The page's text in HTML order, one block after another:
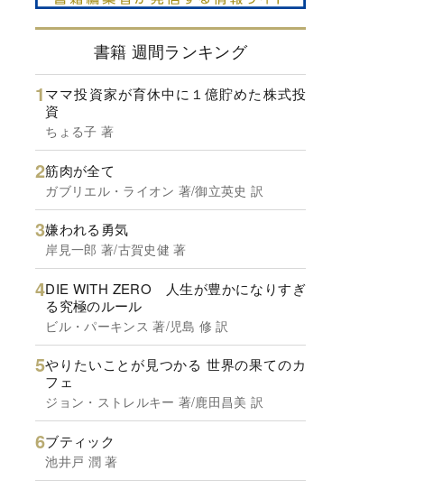
書籍 週間ランキング
ママ投資家が育休中に１億貯めた株式投
資
ちょる子 著
筋肉が全て
ガブリエル・ライオン 著/御立英史 訳
嫌われる勇気
岸見一郎 著/古賀史健 著
DIE WITH ZERO 人生が豊かになりすぎ
る究極のルール
ビル・パーキンス 著/児島 修 訳
やりたいことが見つかる 世界の果てのカ
フェ
ジョン・ストレルキー 著/鹿田昌美 訳
ブティック
池井戸 潤 著